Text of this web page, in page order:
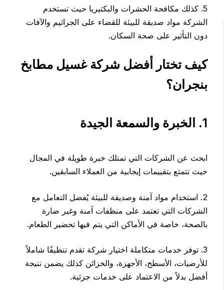
5. كذلك مكافحة الحشرات والبكتيريا حيث تستخدم
الشركة مواد صديقة للبيئة للقضاء على الجراثيم والآفات
دون التأثير على صحة السكان.
كيف تختار أفضل شركة غسيل مطابخ
بنجران؟
ابحث عن الشركات التي تمتلك خبرة طويلة في المجال
حيث تتمتع بتقييمات إيجابية من العملاء السابقين.
2. استخدام مواد آمنة وصديقة للبيئة يُفضل التعامل مع
الشركات التي تعتمد على منظفات آمنة وغير ضارة
بالصحة، خاصة في الأماكن التي يتم فيها تحضير الطعام.
3. توفر خدمات متكاملة اختيار شركة تقدم تنظيفًا شاملاً
للأرضيات، الأسطح، الأجهزة، والخزائن كذلك يضمن نتيجة
أفضل بدلاً من الاعتماد على خدمات جزئية.